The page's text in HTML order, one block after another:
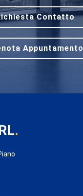
Contatto
Appuntamento
.